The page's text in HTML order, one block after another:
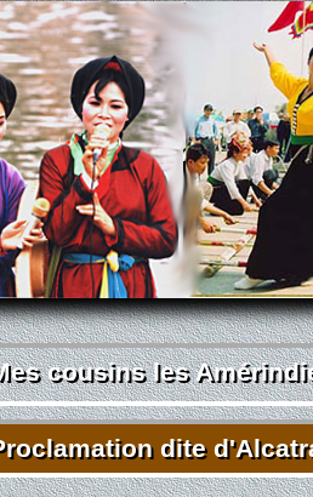
cousins les
cousins les
dite
dite